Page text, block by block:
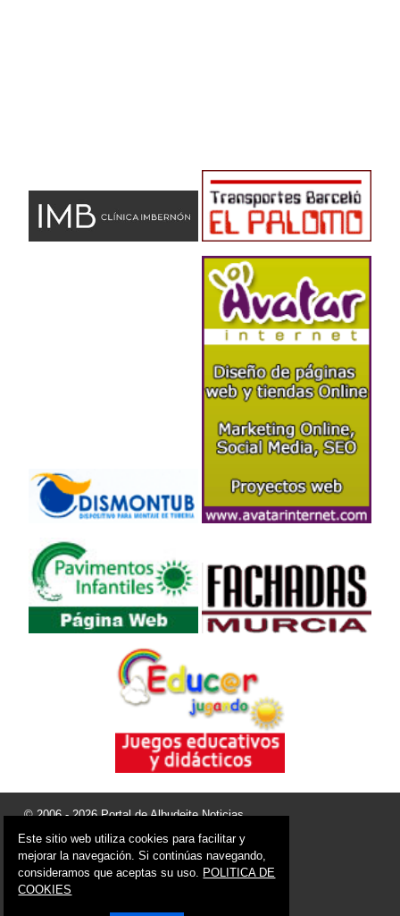
© 2006 - 2026 Portal de Albudeite Noticias
Síguenos en:
Este sitio web utiliza cookies para facilitar y
mejorar la navegación. Si continúas navegando,
consideramos que aceptas su uso. POLITICA DE
COOKIES